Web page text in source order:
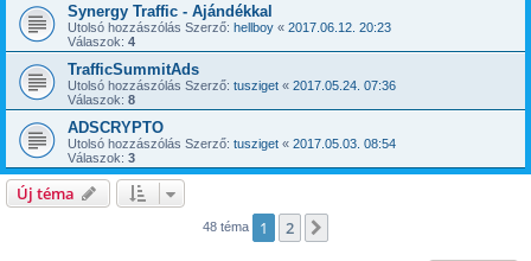
Synergy Traffic - Ajándékkal
Utolsó hozzászólás Szerző: hellboy « 2017.06.12. 20:23
Válaszok: 4
TrafficSummitAds
Utolsó hozzászólás Szerző: tusziget « 2017.05.24. 07:36
Válaszok: 8
ADSCRYPTO
Utolsó hozzászólás Szerző: tusziget « 2017.05.03. 08:54
Válaszok: 3
Új téma
48 téma 1 2